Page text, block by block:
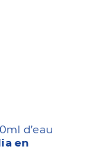
d’eau
en